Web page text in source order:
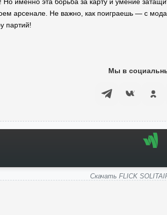
арсенале. Не важно, как поиграешь — с
партий!
Мы в
Скачать FLICK